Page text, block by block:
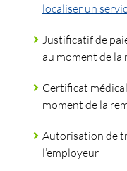
localiser un
Justificatif de
au moment de la
Certificat
moment de la
Autorisation de
l’employeur